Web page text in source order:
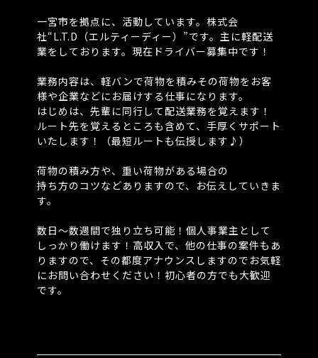
一宮市を拠点に、活動しています。株式会
社“L.T.D（エルティーディー）”です。主に軽配送
業をしております。現在ドライバー募集中です！
業務内容は、軽バンで荷物を積みその荷物をお客
様や企業などにお届けする仕事になります。
はじめは、先輩に同行して配送業務を覚えます！
ルート先を覚えるところも含めて、手厚くサポート
いたします！（最短ルートも伝授します♪）
荷物の積み方や、重い荷物がある場合の
持ち方のコツなどありますので、お伝えしていきま
す。
数日～数週間で独り立ち可能！個人事業主として
しっかり働けます！高収入で、他の仕事の案件もあ
りますので、その都度アナウンスしますのでお気軽
にお問い合わせください！初心者の方でも大歓迎
です。